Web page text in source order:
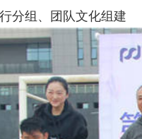
分组、团队文化组建